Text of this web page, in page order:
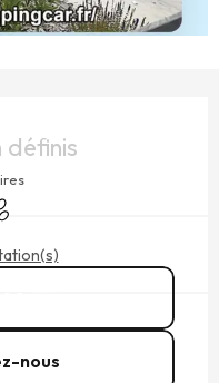
définis
alimentaire
acceptés
nous